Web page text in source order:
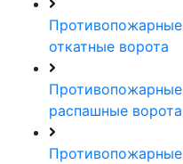
Противопожарные
откатные ворота
Противопожарные
распашные ворота
Противопожарные